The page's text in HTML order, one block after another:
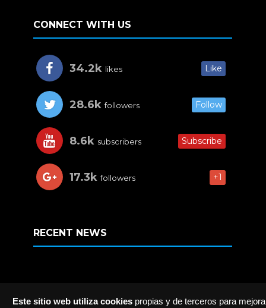
CONNECT WITH US
34.2k likes Like
28.6k followers Follow
8.6k subscribers Subscribe
17.3k followers +1
RECENT NEWS
Este sitio web utiliza cookiespropias y de terceros para